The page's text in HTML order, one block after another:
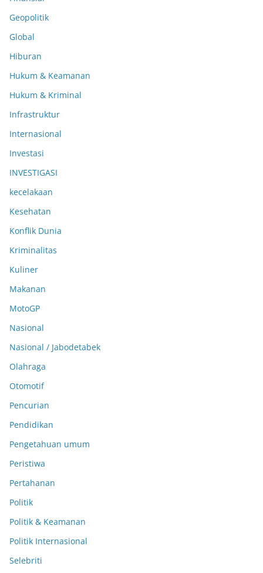
Geopolitik
Global
Hiburan
Hukum & Keamanan
Hukum & Kriminal
Infrastruktur
Internasional
Investasi
INVESTIGASI
kecelakaan
Kesehatan
Konflik Dunia
Kriminalitas
Kuliner
Makanan
MotoGP
Nasional
Nasional / Jabodetabek
Olahraga
Otomotif
Pencurian
Pendidikan
Pengetahuan umum
Peristiwa
Pertahanan
Politik
Politik & Keamanan
Politik Internasional
Selebriti